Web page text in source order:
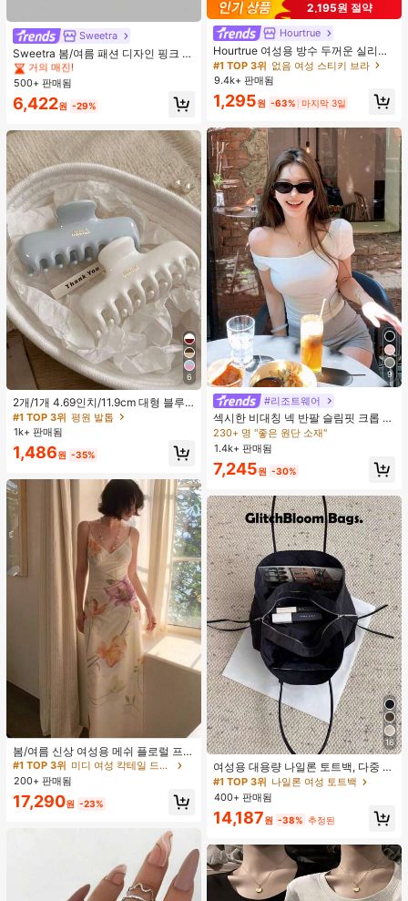
Sweetra
Sweetra 봄/여름 패션 디자인 핑크 스
트라이프 브라운 폴카 도트 스파게티
스트랩 2 In 1 스위트 걸리시 비치 로
맨틱 휴가 스타일 여성용 캐미 탱크 탑
#3 TOP 3위
에서 쁘띠 스타일 여성 상의, 블라우스 & 티
거의 매진!
#3 TOP 3위
에서 쁘띠 스타일 여성 상의, 블라우스 & 티
거의 매진!
#3 TOP 3위
에서 쁘띠 스타일 여성 상의, 블라우스 & 티
거의 매진!
#3 TOP 3위
거의 매진!
500+ 판매됨
6,422원 -29%
6
2개/1개 4.69인치/11.9cm 대형 블루
& 화이트 1피스 플라스틱 헤어 클로
클립, 데일리 웨어, 캐주얼, 파티, 출퇴
근, 휴가, 헤어스타일링, 메이크업, 의
상 매칭 비치 헤어 클립 바캉스 헤어
클러치에 적합한 세련되고 다재다능
하며 우아하고 미니멀한 단색 헤어 액
세서리
#1 TOP 3위 평원 발톱
1k+ 판매됨
1,486원 -35%
봄/여름 신상 여성용 메쉬 플로럴 프린
트 드레스, 브이넥, 휴가 스타일, 섹시
한 비치 파티 댄스 드레스, 스파게티
스트랩 웨딩 가을
#1 TOP 3위
재고 5개 남음
#1 TOP 3위
미디 여성 칵테일 드레스
재고 5개 남음
#1 TOP 3위
미디 여성 칵테일 드레스
재고 5개 남음
#1 TOP 3위
재고 5개 남음
200+ 판매됨
17,290원 -23%
2,195원 절약
Hourtrue
Hourtrue 여성용 방수 두꺼운 실리콘
가슴 페탈, 작은 가슴 리프트업 & 푸시
인용, 웨딩 촬영 및 들러리용
#1 TOP 3위 없음 여성 스티키 브라
9.4k+ 판매됨
1,295원 -63% 마지막 3일
9
#리조트웨어
섹시한 비대칭 넥 반팔 슬림핏 크롭 탑
화이트 여름
230+ 명 "좋은 원단 소재"
1.4k+ 판매됨
7,245원 -30%
16
여성용 대용량 나일론 토트백, 다중 지
퍼 포켓, 방수 숄더 핸드백, 사무실 노
트북, 일상 출퇴근, 쇼핑에 적합
#1 TOP 3위 나일론 여성 토트백
400+ 판매됨
14,187원 -38% 추정된